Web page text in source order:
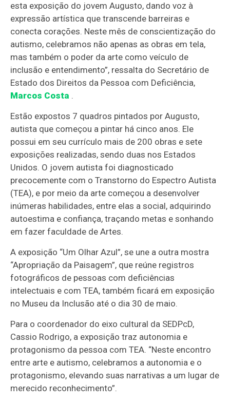
esta exposição do jovem Augusto, dando voz à
expressão artística que transcende barreiras e
conecta corações. Neste mês de conscientização do
autismo, celebramos não apenas as obras em tela,
mas também o poder da arte como veículo de
inclusão e entendimento”, ressalta do Secretário de
Estado dos Direitos da Pessoa com Deficiência,
Marcos Costa .
Estão expostos 7 quadros pintados por Augusto,
autista que começou a pintar há cinco anos. Ele
possui em seu currículo mais de 200 obras e sete
exposições realizadas, sendo duas nos Estados
Unidos. O jovem autista foi diagnosticado
precocemente com o Transtorno do Espectro Autista
(TEA), e por meio da arte começou a desenvolver
inúmeras habilidades, entre elas a social, adquirindo
autoestima e confiança, traçando metas e sonhando
em fazer faculdade de Artes.
A exposição “Um Olhar Azul”, se une a outra mostra
“Apropriação da Paisagem”, que reúne registros
fotográficos de pessoas com deficiências
intelectuais e com TEA, também ficará em exposição
no Museu da Inclusão até o dia 30 de maio.
Para o coordenador do eixo cultural da SEDPcD,
Cassio Rodrigo, a exposição traz autonomia e
protagonismo da pessoa com TEA. “Neste encontro
entre arte e autismo, celebramos a autonomia e o
protagonismo, elevando suas narrativas a um lugar de
merecido reconhecimento”.